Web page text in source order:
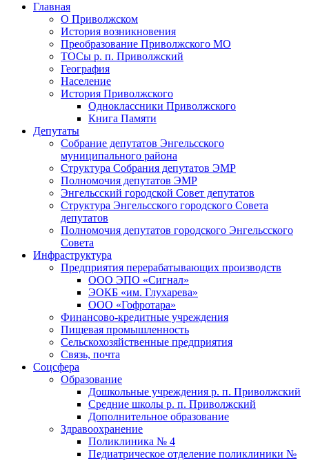
Главная
О Приволжском
История возникновения
Преобразование Приволжского МО
ТОСы р. п. Приволжский
География
Население
История Приволжского
Одноклассники Приволжского
Книга Памяти
Депутаты
Собрание депутатов Энгельсского
муниципального района
Структура Собрания депутатов ЭМР
Полномочия депутатов ЭМР
Энгельсский городской Совет депутатов
Структура Энгельсского городского Совета
депутатов
Полномочия депутатов городского Энгельсского
Совета
Инфраструктура
Предприятия перерабатывающих производств
ООО ЭПО «Сигнал»
ЭОКБ «им. Глухарева»
ООО «Гофротара»
Финансово-кредитные учреждения
Пищевая промышленность
Сельскохозяйственные предприятия
Связь, почта
Соцсфера
Образование
Дошкольные учреждения р. п. Приволжский
Средние школы р. п. Приволжский
Дополнительное образование
Здравоохранение
Поликлиника № 4
Педиатрическое отделение поликлиники №